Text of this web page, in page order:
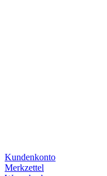
Kundenkonto
Merkzettel